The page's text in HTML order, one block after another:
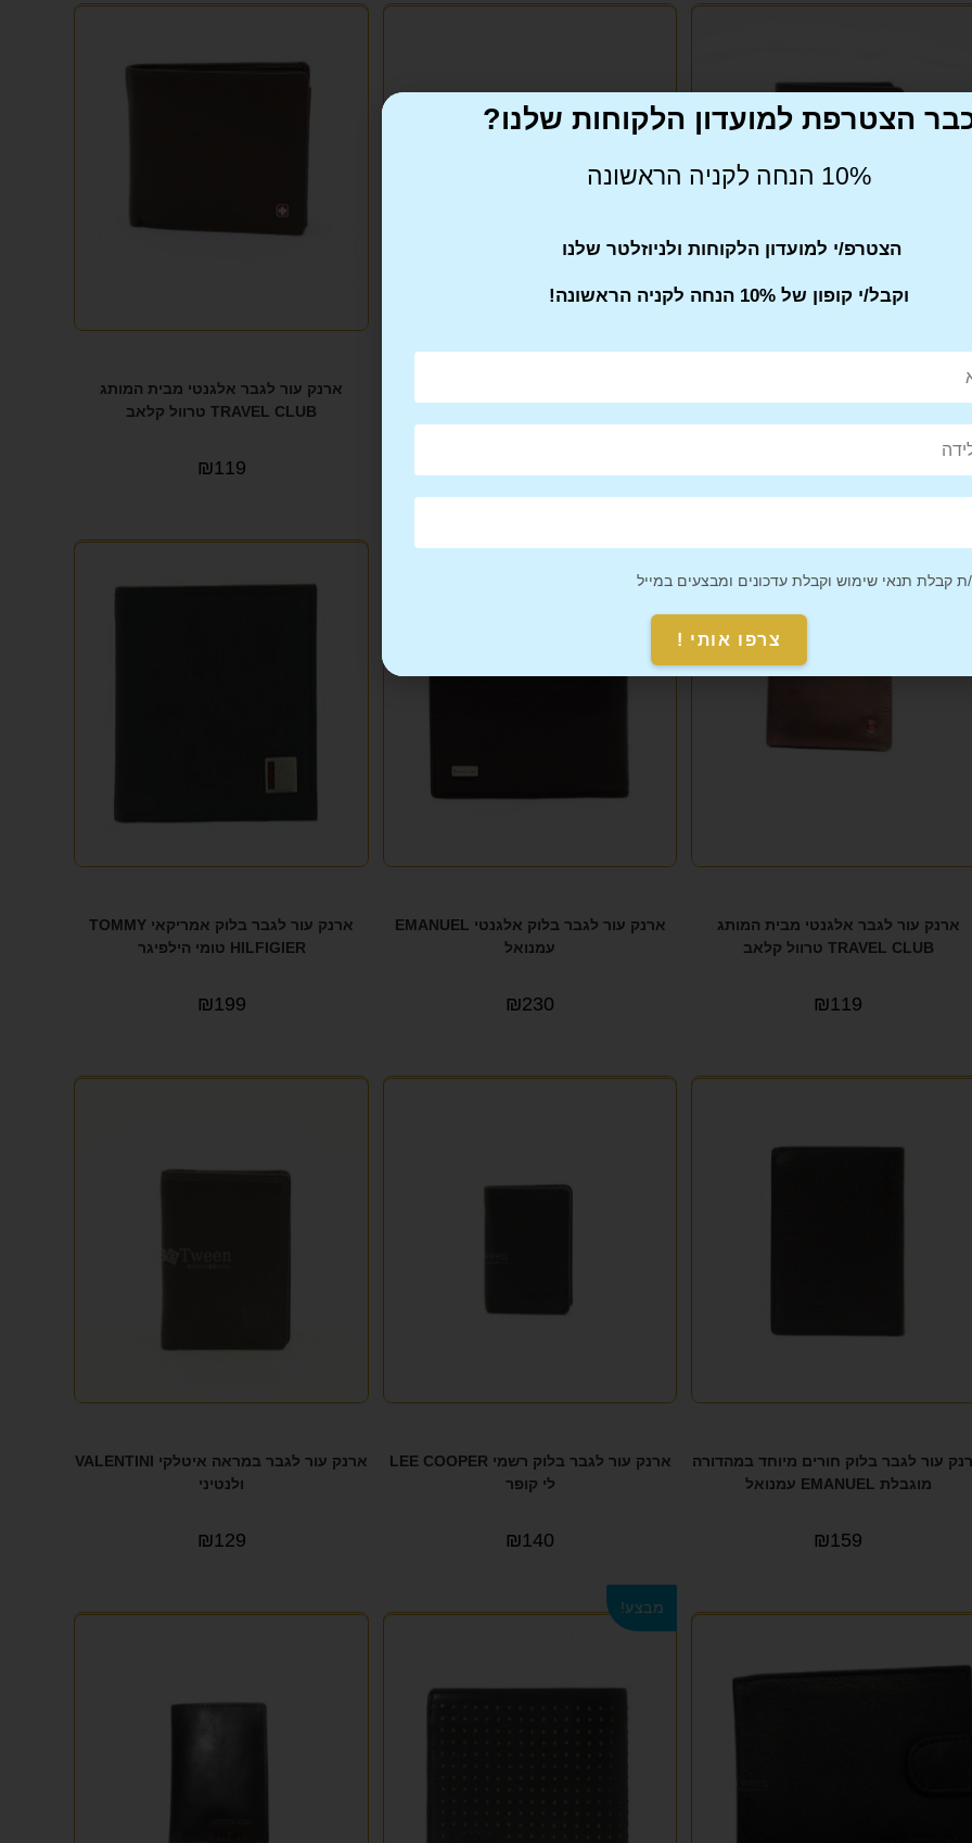
ארנק עור לגבר אלגנטי מבית המותג
TRAVEL CLUB טרוול קלאב
₪119
ארנק עור לגבר אלגנטי מבית המותג
TRAVEL CLUB טרוול קלאב
₪119
ארנק עור לגבר בלוק אלגנטי EMANUEL
עמנואל
₪230
ארנק עור לגבר בלוק אמריקאי TOMMY
HILFIGIER טומי הילפיגר
₪199
עור לגבר בלוק חורים מיוחד במהדורה
מוגבלת EMANUEL עמנואל
₪159
ארנק עור לגבר בלוק רשמי LEE COOPER
לי קופר
₪140
ארנק עור לגבר במראה איטלקי VALENTINI
ולנטיני
₪129
מבצע!
הצטרפת למועדון הלקוחות שלנו?
10% הנחה לקניה הראשונה
הצטרפ/י למועדון הלקוחות ולניוזלטר שלנו
וקבל/י קופון של 10% הנחה לקניה הראשונה!
קבלת תנאי שימוש וקבלת עדכונים ומבצעים במייל
צרפו אותי !